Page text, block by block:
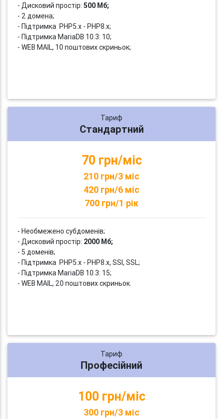
- Дисковий простір: 500 Мб;
- 2 домена;
- Підтримка PHP5.x - PHP8.x;
- Підтримка MariaDB 10.3: 10;
- WEB MAIL, 10 поштових скриньок;
Тариф
Стандартний
70 грн/міс
210 грн/3 міс
420 грн/6 міс
700 грн/1 рік
- Необмежено субдоменів;
- Дисковий простір: 2000 Мб;
- 5 доменів;
- Підтримка PHP5.x - PHP8.x, SSI, SSL;
- Підтримка MariaDB 10.3: 15;
- WEB MAIL, 20 поштових скриньок.
Тариф
Професійний
100 грн/міс
300 грн/3 міс